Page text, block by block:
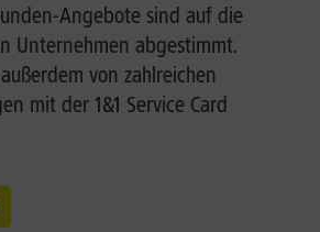
Angebote sind auf die
Unternehmen abgestimmt.
von zahlreichen
mit der 1&1 Service Card